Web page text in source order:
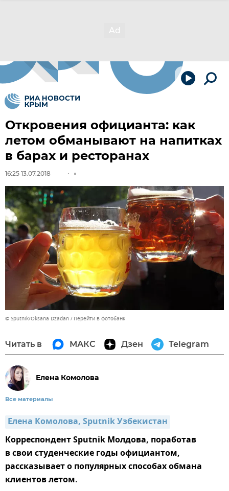
Откровения официанта: как
летом обманывают на напитках
в барах и ресторанах
16:25 13.07.2018
© Sputnik/Oksana Dzadan Перейти в фотобанк
Читать в МАКС Дзен Telegram
Елена Комолова
Все материалы
Елена Комолова, Sputnik Узбекистан
Корреспондент Sputnik Молдова, поработав
в свои студенческие годы официантом,
рассказывает о популярных способах обмана
клиентов летом.